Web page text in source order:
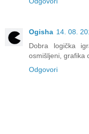
Ogisha 14. 08.
Dobra logička
osmišljeni, grafika
Odgovori